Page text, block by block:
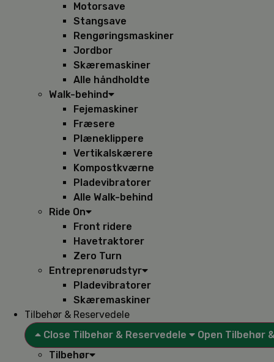
Motorsave
Stangsave
Rengøringsmaskiner
Jordbor
Skæremaskiner
Alle håndholdte
Walk-behind
Fejemaskiner
Fræsere
Plæneklippere
Vertikalskærere
Kompostkværne
Pladevibratorer
Alle Walk-behind
Ride On
Front ridere
Havetraktorer
Zero Turn
Entreprenørudstyr
Pladevibratorer
Skæremaskiner
Tilbehør & Reservedele
Close Tilbehør & Reservedele
Open Tilbehør
Tilbehør